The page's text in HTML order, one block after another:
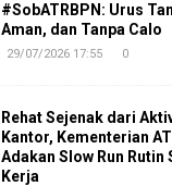
#SobATRBPN: Urus
Aman, dan Tanpa Calo
29/07/2026 17:55 0
Rehat Sejenak dari
Kantor, Kementerian
Adakan Slow Run Rutin
Kerja